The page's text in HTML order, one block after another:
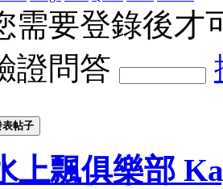
需要登錄後才
證問答
表帖子
上飄俱樂部